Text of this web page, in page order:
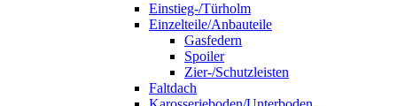
Einstieg-/Türholm
Einzelteile/Anbauteile
Gasfedern
Spoiler
Zier-/Schutzleisten
Faltdach